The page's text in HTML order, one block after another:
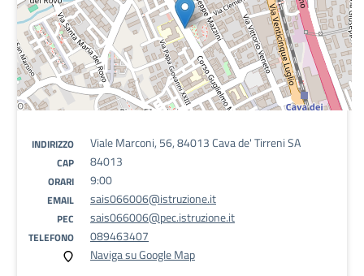
INDIRIZZO Viale Marconi, 56, 84013 Cava de' Tirreni SA
CAP 84013
ORARI 9:00
EMAIL sais066006@istruzione.it
PEC sais066006@pec.istruzione.it
TELEFONO
089463407
Naviga su Google Map